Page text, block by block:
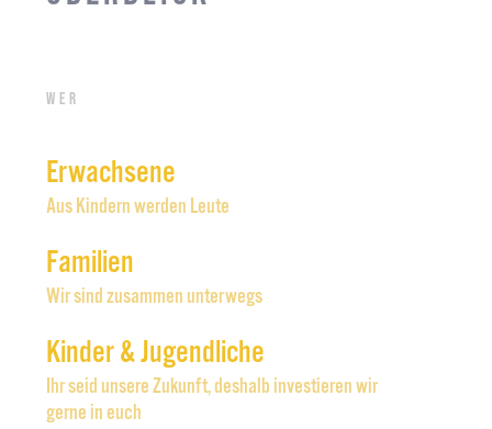
Wer
Erwachsene
Aus Kindern werden Leute
Familien
Wir sind zusammen unterwegs
Kinder & Jugendliche
Ihr seid unsere Zukunft, deshalb investieren wir
gerne in euch